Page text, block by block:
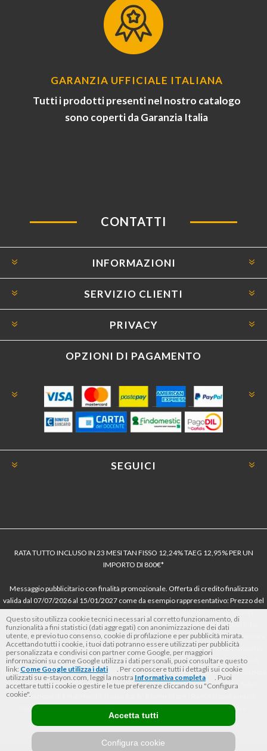
GARANZIA UFFICIALE ITALIANA
Tutti i prodotti presenti nel nostro catalogo
sono coperti da Garanzia Italia
CONTATTI
INFORMAZIONI
SERVIZIO CLIENTI
PRIVACY
OPZIONI DI PAGAMENTO
SEGUICI
RATA TUTTO INCLUSO IN 23 MESI TAN FISSO 12,24% TAEG 12,95% PER UN
IMPORTO DI 800€*
Messaggio pubblicitario con finalità promozionale. Offerta di credito finalizzato
valida dal 07/07/2026 al 15/01/2027 come da esempio rappresentativo: Prezzo del
bene € 800, Tan fisso 12,24% Taeg 12,95%, in 23 rate da € 40 costi accessori
dell’offerta azzerati. Importo totale del credito € 800. Importo totale dovuto dal
Consumatore € 920. Decorrenza media della prima rata a 90 giorni. Al fine di gestire
le tue spese in modo responsabile e di conoscere eventuali altre offerte disponibili,
Findomestic ti ricorda, prima di sottoscrivere il contratto, di prendere visione di
tutte le condizioni economiche e contrattuali, facendo riferimento alle Informazioni
Europee di Base sul Credito ai Consumatori (IEBCC) nel percorso online. Salvo
approvazione di Findomestic Banca S.p.A.. Il rivenditore (StayON) opera quale
intermediario del credito per Findomestic Banca S.p.A., non in esclusiva.
Questo sito utilizza cookie tecnici necessari al corretto funzionamento, di
funzionalità a fini statistici (dati aggregati) con anonimizzazione dei dati
utente, e previo tuo consenso, cookie di profilazione e per pubblicità mirata.
Accettando tutti i cookie, i tuoi dati potranno essere utilizzati per pubblicità
personalizzata e condivisi con partner come Google, per maggiori
informazioni su come Google utilizza i dati personali, puoi consultare questo
link: Come Google utilizza i dati
. Per conoscere tutti i dettagli sui cookie
utilizzati su e-stayon.com, leggi la nostra Informativa completa
. Puoi
accettare tutti i cookie o gestire le tue preferenze cliccando su "Configura
cookie".
Configura cookie
Accetta tutti